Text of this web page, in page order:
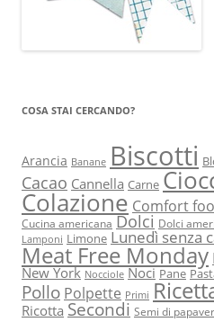
COSA STAI CERCANDO?
Arancia Banane Biscotti
Cacao Cannella Carne
Colazione Comfort
Cucina americana Dolci Dolci
Lamponi Limone Lunedì senza
Meat Free Monday
New York Nocciole Noci Pane
Pollo Polpette Primi
Ricotta Secondi Semi di